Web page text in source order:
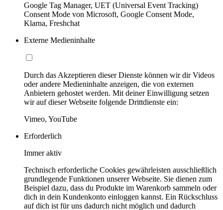
Google Tag Manager, UET (Universal Event Tracking)
Consent Mode von Microsoft, Google Consent Mode,
Klarna, Freshchat
Externe Medieninhalte
Durch das Akzeptieren dieser Dienste können wir dir Videos
oder andere Medieninhalte anzeigen, die von externen
Anbietern gehostet werden. Mit deiner Einwilligung setzen
wir auf dieser Webseite folgende Drittdienste ein:
Vimeo, YouTube
Erforderlich
Immer aktiv
Technisch erforderliche Cookies gewährleisten ausschließlich
grundlegende Funktionen unserer Webseite. Sie dienen zum
Beispiel dazu, dass du Produkte im Warenkorb sammeln oder
dich in dein Kundenkonto einloggen kannst. Ein Rückschluss
auf dich ist für uns dadurch nicht möglich und dadurch